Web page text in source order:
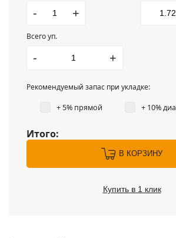
- +
Всего уп.
- +
Рекомендуемый запас при укладке:
+ 5% прямой + 10%
Итого:
В КОРЗИНУ
Купить в 1 клик